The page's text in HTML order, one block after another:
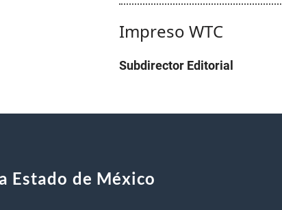
Impreso WTC
Subdirector Editorial
Estado de México